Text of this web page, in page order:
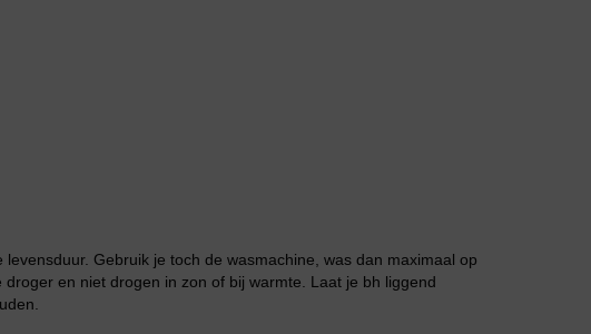
Gebruik je toch de wasmachine, was dan maximaal op
en niet drogen in zon of bij warmte. Laat je bh liggend